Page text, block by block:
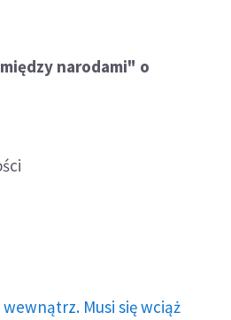
narodami" o
Musi się wciąż